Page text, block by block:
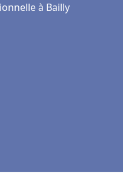
à Bailly